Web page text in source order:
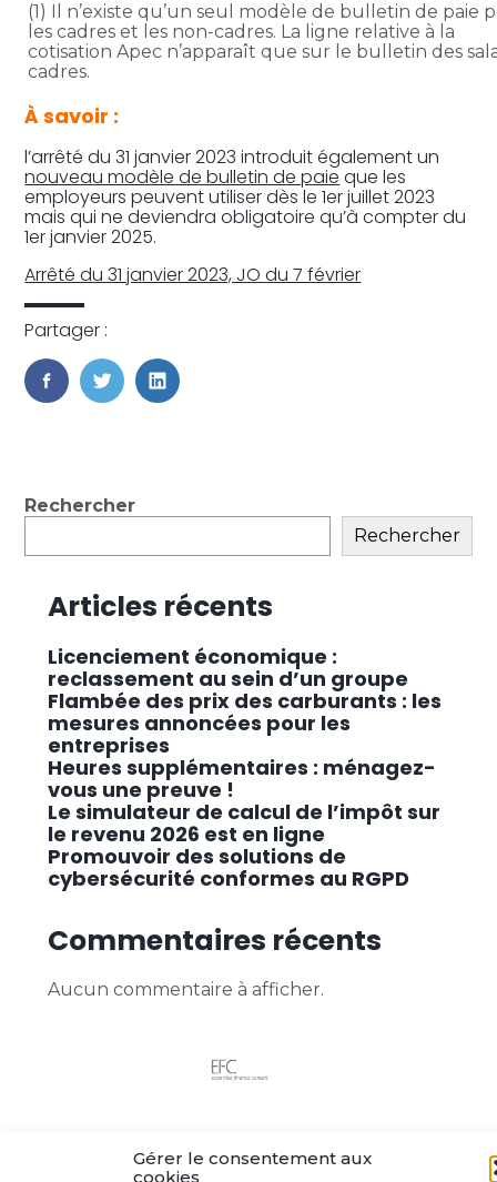
Gérer le consentement aux
cookies
(1) Il n’existe qu’un seul modèle de bulletin de paie
les cadres et les non-cadres. La ligne relative à la
cotisation Apec n’apparaît que sur le bulletin des
cadres.
À savoir :
l’arrêté du 31 janvier 2023 introduit également un
nouveau modèle de bulletin de paie que les
employeurs peuvent utiliser dès le 1er juillet 2023
mais qui ne deviendra obligatoire qu’à compter du
1er janvier 2025.
Arrêté du 31 janvier 2023, JO du 7 février
Partager :
FaceBook
TwitterLinkedIn
Blog
Rechercher
Rechercher
Articles récents
Licenciement économique :
reclassement au sein d’un groupe
Flambée des prix des carburants : les
mesures annoncées pour les
entreprises
Heures supplémentaires : ménagez-
vous une preuve !
Le simulateur de calcul de l’impôt sur
le revenu 2026 est en ligne
Promouvoir des solutions de
cybersécurité conformes au RGPD
Commentaires récents
Aucun commentaire à afficher.